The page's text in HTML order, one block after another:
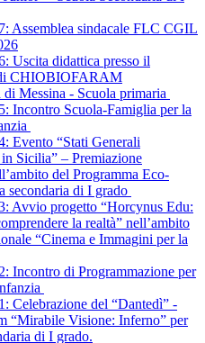
Assemblea sindacale FLC CGIL
Uscita didattica presso il
CHIOBIOFARAM
di Messina - Scuola primaria
Incontro Scuola-Famiglia per la
Evento “Stati Generali
Sicilia” – Premiazione
del Programma Eco-
secondaria di I grado
Avvio progetto “Horcynus Edu:
la realtà” nell’ambito
“Cinema e Immagini per la
Incontro di Programmazione per
Celebrazione del “Dantedì” -
“Mirabile Visione: Inferno” per
di I grado.